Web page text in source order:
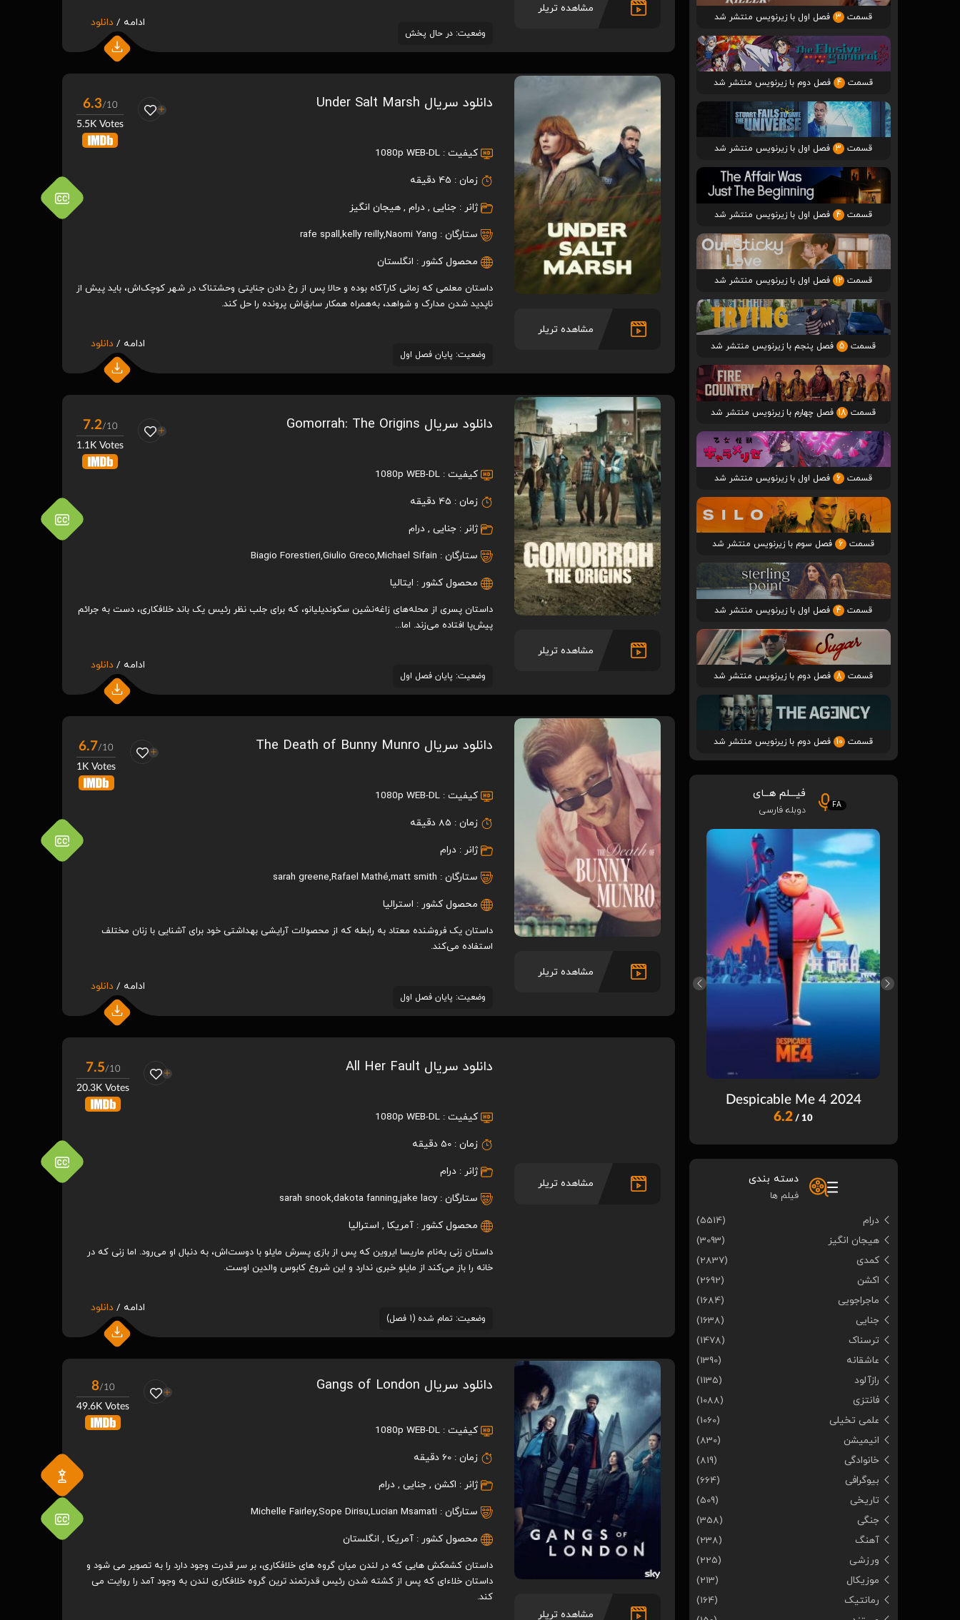
مشاهده تریلر
وضعیت: در حال پخش
ادامه / دانلود
مشاهده تریلر
6.3/10
5.5K Votes
دانلود سریال Under Salt Marsh
کیفیت : 1080p WEB-DL
زمان : 45 دقیقه
ژانر : جنایی, درام, هیجان انگیز
ستارگان :
rafe spall,kelly reilly,Naomi Yang
محصول کشور : انگلستان
داستان معلمی که زمانی کارآکاه بوده و حالا پس از رخ دادن جنایتی وحشتناک در شهر کوچک‌اش، باید پیش از
ناپدید شدن مدارک و شواهد، به‌همراه همکار سابق‌اش پرونده را حل کند.
وضعیت: پایان فصل اول
ادامه / دانلود
مشاهده تریلر
7.2/10
1.1K Votes
دانلود سریال Gomorrah: The Origins
کیفیت : 1080p WEB-DL
زمان : 45 دقیقه
ژانر : جنایی, درام
ستارگان :
Biagio Forestieri,Giulio Greco,Michael Sifain
محصول کشور : ایتالیا
داستان پسری از محله‌های زاغه‌نشین سکوندیلیانو، که برای جلب نظر رئیس یک باند خلافکاری، دست به جرائم
پیش‌پا افتاده می‌زند. اما...
وضعیت: پایان فصل اول
ادامه / دانلود
مشاهده تریلر
6.7/10
1K Votes
دانلود سریال The Death of Bunny Munro
کیفیت : 1080p WEB-DL
زمان : 85 دقیقه
ژانر : درام
ستارگان :
sarah greene,Rafael Mathé,matt smith
محصول کشور : استرالیا
داستان یک فروشنده معتاد به رابطه که از محصولات آرایشی بهداشتی خود برای آشنایی با زنان مختلف
استفاده می‌کند.
وضعیت: پایان فصل اول
ادامه / دانلود
مشاهده تریلر
7.5/10
20.3K Votes
دانلود سریال All Her Fault
کیفیت : 1080p WEB-DL
زمان : 50 دقیقه
ژانر : درام
ستارگان :
sarah snook,dakota fanning,jake lacy
محصول کشور : آمریکا, استرالیا
داستان زنی به‌نام ماریسا ایروین که پس از بازی پسرش مایلو با دوست‌اش، به دنبال او می‌رود. اما زنی که در
خانه را باز می‌کند از مایلو خبری ندارد و این شروع کابوس والدین اوست.
وضعیت: تمام شده (1 فصل)
ادامه / دانلود
مشاهده تریلر
8/10
49.6K Votes
دانلود سریال Gangs of London
کیفیت : 1080p WEB-DL
زمان : 60 دقیقه
ژانر : اکشن, جنایی, درام
ستارگان :
Michelle Fairley,Sope Dirisu,Lucian Msamati
محصول کشور : آمریکا, انگلستان
داستان کشمکش هایی که در لندن میان گروه های خلافکاری، بر سر قدرت وجود دارد را به تصویر می شود و
داستان خلاءای که پس از کشته شدن رئیس قدرتمند ترین گروه خلافکاری لندن به وجود آمد را روایت می
کند.
قسمت 3 فصل اول با زیرنویس منتشر شد
قسمت 4 فصل دوم با زیرنویس منتشر شد
قسمت 3 فصل اول با زیرنویس منتشر شد
قسمت 4 فصل اول با زیرنویس منتشر شد
قسمت 12فصل اول با زیرنویس منتشر شد
قسمت 5 فصل پنجم با زیرنویس منتشر شد
قسمت 18فصل چهارم با زیرنویس منتشر شد
قسمت 6 فصل اول با زیرنویس منتشر شد
قسمت 6 فصل سوم با زیرنویس منتشر شد
قسمت 4 فصل اول با زیرنویس منتشر شد
قسمت 8 فصل دوم با زیرنویس منتشر شد
قسمت 10 فصل دوم با زیرنویس منتشر شد
FA
فیـــلم هــای
دوبله فارسی
Despicable Me 4 2024
6.2 / 10
Verse 2023
دسته بندی
فیلم ها
درام
(5514)
هیجان انگیز
(3093)
کمدی
(2837)
اکشن
(2692)
ماجراجویی
(1684)
جنایی
(1638)
ترسناک
(1478)
عاشقانه
(1390)
رازآلود
(1135)
فانتزی
(1088)
علمی تخیلی
(1060)
انیمیشن
(830)
خانوادگی
(819)
بیوگرافی
(664)
تاریخی
(509)
جنگی
(358)
آهنگ
(238)
ورزشی
(225)
موزیکال
(213)
رمانتیک
(164)